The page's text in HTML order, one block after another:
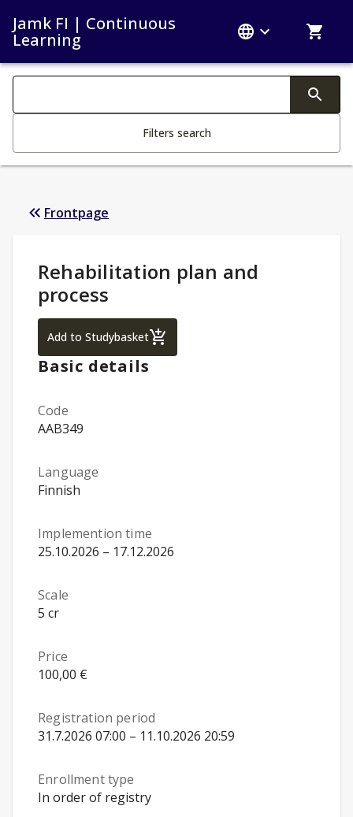
Jamk FI | Continuous
Learning
Search filters
Filters search
Frontpage
Study Details:
Rehabilitation plan and
process
Add to StudybasketRehabilitation plan and process
Basic details
Code
AAB349
Language
Finnish
Implemention time
25.10.2026 – 17.12.2026
Scale
5 cr
Price
100,00 €
Registration period
31.7.2026 07:00 – 11.10.2026 20:59
Enrollment type
In order of registry